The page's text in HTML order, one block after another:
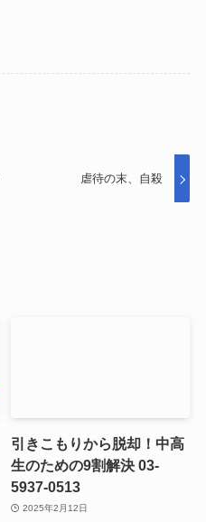
虐待の末、自殺
引きこもりから脱却！中高
生のための9割解決 03-
5937-0513
2025年2月12日